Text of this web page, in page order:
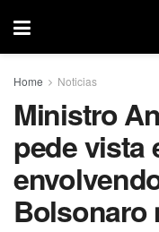
Home Noticias
Ministro
pede vista
Bolsonaro